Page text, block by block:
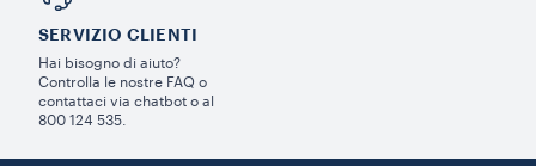
SERVIZIO CLIENTI​
Hai bisogno di aiuto?​
Controlla le nostre FAQ o
contattaci via chatbot o al
800 124 535.